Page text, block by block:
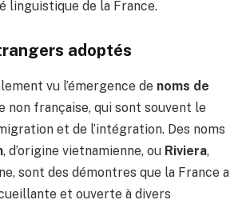
linguistique de la France.
adoptés
vu l’émergence de noms de
non française, qui sont souvent le
et de l’intégration. Des noms
, d’origine vietnamienne, ou Riviera,
sont des démontres que la France a
et ouverte à divers